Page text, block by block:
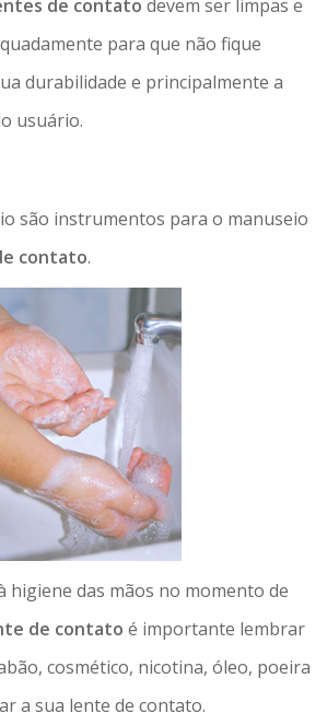
de contato devem ser limpas e
para que não fique
durabilidade e principalmente a
usuário.
são instrumentos para o manuseio
contato.
higiene das mãos no momento de
de contato é importante lembrar
cosmético, nicotina, óleo, poeira
a sua lente de contato.